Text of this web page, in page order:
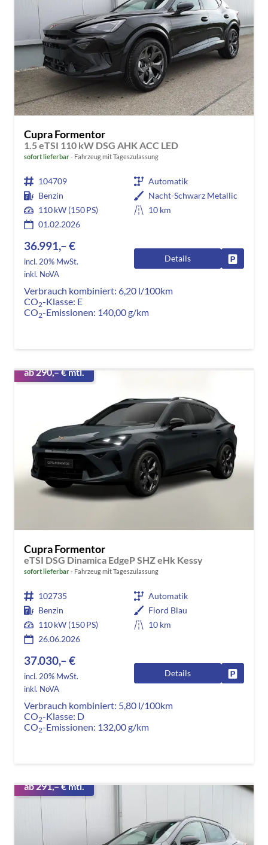
Cupra Formentor
1.5 eTSI 110 kW DSG AHK ACC LED
sofort lieferbar Fahrzeug mit Tageszulassung
104709
Automatik
Benzin
Nacht-Schwarz Metallic
110 kW (150 PS)
10 km
01.02.2026
36.991,– €
incl. 20% MwSt.
inkl. NoVA
Details
Verbrauch kombiniert: 6,20 l/100km
CO2-Klasse: E
CO2-Emissionen: 140,00 g/km
ab 290,– € mtl.
Cupra Formentor
eTSI DSG Dinamica EdgeP SHZ eHk Kessy
sofort lieferbar Fahrzeug mit Tageszulassung
102735
Automatik
Benzin
Fiord Blau
110 kW (150 PS)
10 km
26.06.2026
37.030,– €
incl. 20% MwSt.
inkl. NoVA
Details
Verbrauch kombiniert: 5,80 l/100km
CO2-Klasse: D
CO2-Emissionen: 132,00 g/km
ab 291,– € mtl.